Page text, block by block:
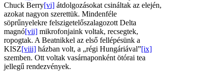
Chuck Berry[vi] átdolgozásokat csináltak az elején,
azokat nagyon szerettük. Mindenféle
söprűnyelekre felszigetelőszalagozott Delta
magnó[vii] mikrofonjaink voltak, recsegtek,
ropogtak. A Beatnikkel az első fellépésünk a
KISZ[viii] házban volt, a „régi Hungáriával”[ix]
szemben. Ott voltak vasárnaponként ötórai tea
jellegű rendezvények.